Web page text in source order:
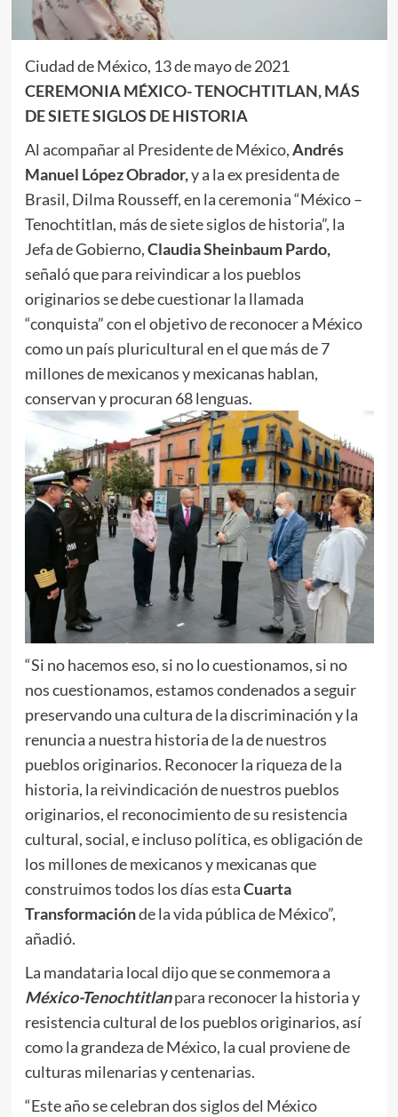
Ciudad de México, 13 de mayo de 2021
CEREMONIA MÉXICO- TENOCHTITLAN, MÁS
DE SIETE SIGLOS DE HISTORIA
Al acompañar al Presidente de México,Andrés
Manuel López Obrador,y a la ex presidenta de
Brasil, Dilma Rousseff, en la ceremonia “México –
Tenochtitlan, más de siete siglos de historia”, la
Jefa de Gobierno,Claudia Sheinbaum Pardo,
señaló que para reivindicar a los pueblos
originarios se debe cuestionar la llamada
“conquista” con el objetivo de reconocer a México
como un país pluricultural en el que más de 7
millones de mexicanos y mexicanas hablan,
conservan y procuran 68 lenguas.
“Si no hacemos eso, si no lo cuestionamos, si no
nos cuestionamos, estamos condenados a seguir
preservando una cultura de la discriminación y la
renuncia a nuestra historia de la de nuestros
pueblos originarios. Reconocer la riqueza de la
historia, la reivindicación de nuestros pueblos
originarios, el reconocimiento de su resistencia
cultural, social, e incluso política, es obligación de
los millones de mexicanos y mexicanas que
construimos todos los días estaCuarta
Transformaciónde la vida pública de México”,
añadió.
La mandataria local dijo que se conmemora a
México-Tenochtitlan para reconocer la historia y
resistencia cultural de los pueblos originarios, así
como la grandeza de México, la cual proviene de
culturas milenarias y centenarias.
“Este año se celebran dos siglos del México